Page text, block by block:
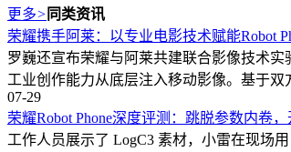
更多> 同类资讯
荣耀携手阿莱：以专业电影技术赋能Robot
罗巍还宣布荣耀与阿莱共建联合影像技术
工业创作能力从底层注入移动影像。基于
07-29
荣耀Robot Phone深度评测：跳脱参数内卷
工作人员展示了 LogC3 素材，小雷在现场